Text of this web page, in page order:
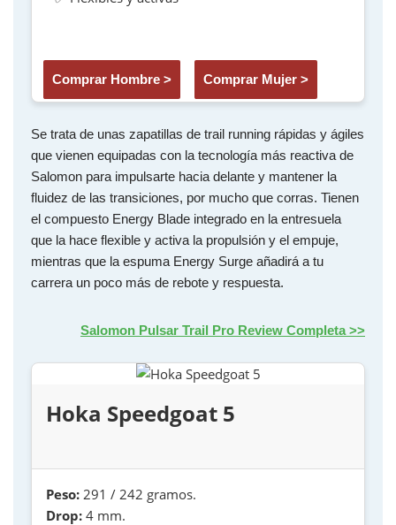
Comprar Hombre > Comprar Mujer >
Se trata de unas zapatillas de trail running rápidas y ágiles
que vienen equipadas con la tecnología más reactiva de
Salomon para impulsarte hacia delante y mantener la
fluidez de las transiciones, por mucho que corras. Tienen
el compuesto Energy Blade integrado en la entresuela
que la hace flexible y activa la propulsión y el empuje,
mientras que la espuma Energy Surge añadirá a tu
carrera un poco más de rebote y respuesta.
Salomon Pulsar Trail Pro Review Completa >>
Hoka Speedgoat 5
Peso: 291 / 242 gramos.
Drop: 4 mm.